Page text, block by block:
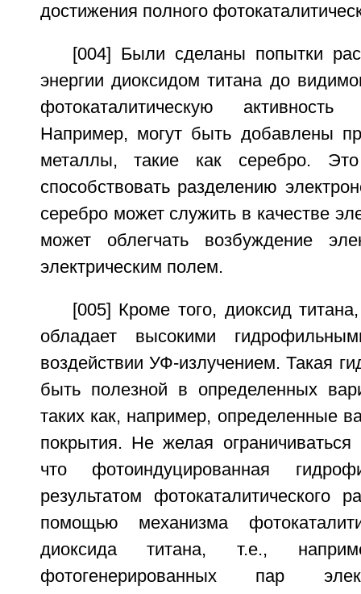
достижения полного
[004] Были сделаны попытки
энергии диоксидом титана до
фотокаталитическую
Например, могут быть добавлены
металлы, такие как серебро.
способствовать разделению
серебро может служить в качестве
может облегчать возбуждение
электрическим полем.
[005] Кроме того, диоксид
обладает высокими
воздействии УФ-излучением. Такая
быть полезной в определенных
таких как, например, определенные
покрытия. Не желая
что фотоиндуцированная
результатом фотокаталитического
помощью механизма
диоксида титана, т.е.,
фотогенерированных пар